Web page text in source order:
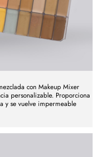
con Makeup Mixer
personalizable. Proporciona
y se vuelve impermeable